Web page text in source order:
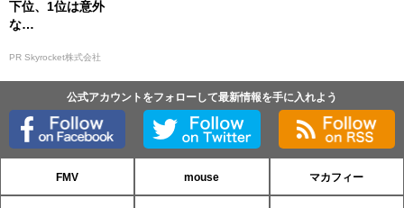
下位、1位は意外
な…
PR Skyrocket株式会社
公式アカウントをフォローして最新情報を手に入れよう
FMV mouse マカフィー